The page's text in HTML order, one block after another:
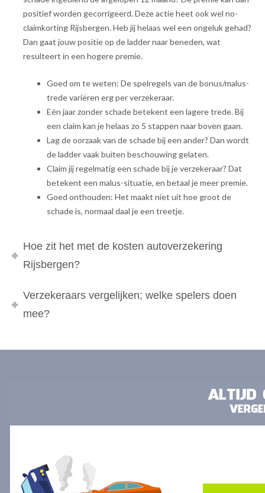
positief worden gecorrigeerd. Deze actie heet ook wel no-
claimkorting Rijsbergen. Heb jij helaas wel een ongeluk gehad?
Dan gaat jouw positie op de ladder naar beneden, wat
resulteert in een hogere premie.
Goed om te weten: De spelregels van de bonus/malus-
trede variëren erg per verzekeraar.
Eén jaar zonder schade betekent een lagere trede. Bij
een claim kan je helaas zo 5 stappen naar boven gaan.
Lag de oorzaak van de schade bij een ander? Dan wordt
de ladder vaak buiten beschouwing gelaten.
Claim jij regelmatig een schade bij je verzekeraar? Dat
betekent een malus-situatie, en betaal je meer premie.
Goed onthouden: Het maakt niet uit hoe groot de
schade is, normaal daal je een treetje.
Hoe zit het met de kosten autoverzekering
Rijsbergen?
Verzekeraars vergelijken; welke spelers doen
mee?